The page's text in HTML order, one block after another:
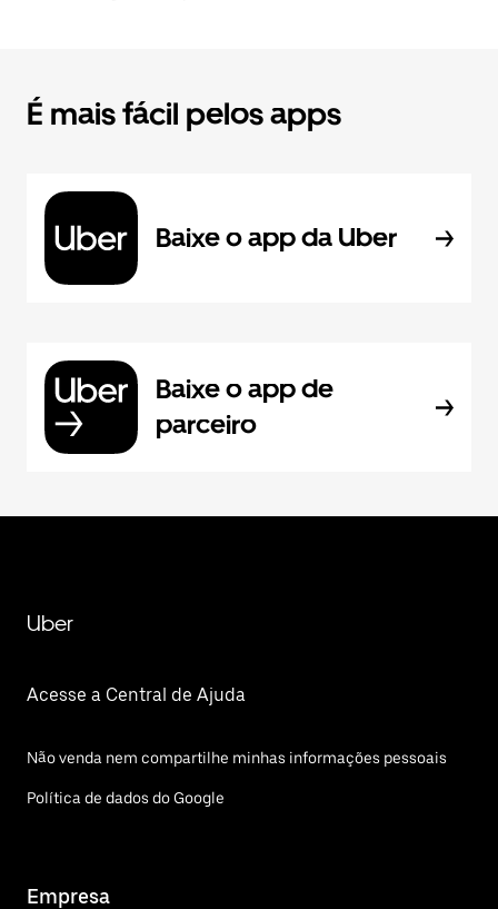
É mais fácil pelos apps
Baixe o app da Uber
Baixe o app de
parceiro
Uber
Acesse a Central de Ajuda
Não venda nem compartilhe minhas informações pessoais
Política de dados do Google
Empresa